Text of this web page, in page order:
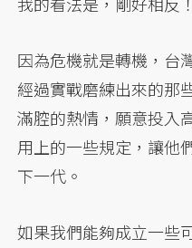
因為危機就是轉機，台
經過實戰磨練出來的那
滿腔的熱情，願意投入
用上的一些規定，讓他
下一代。
如果我們能夠成立一些